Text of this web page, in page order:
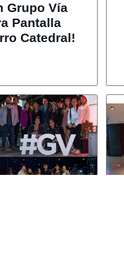
Grupo Vía
Pantalla
Catedral!